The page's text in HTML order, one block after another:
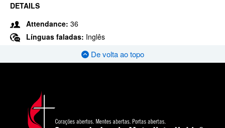
DETAILS
Attendance: 36
Línguas faladas: Inglês
De volta ao topo